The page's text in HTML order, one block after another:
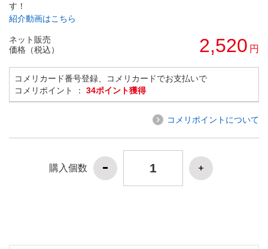
す！
紹介動画はこちら
ネット販売
価格（税込）
2,520 円
コメリカード番号登録、コメリカードでお支払いで
コメリポイント ： 34ポイント獲得
コメリポイントについて
購入個数